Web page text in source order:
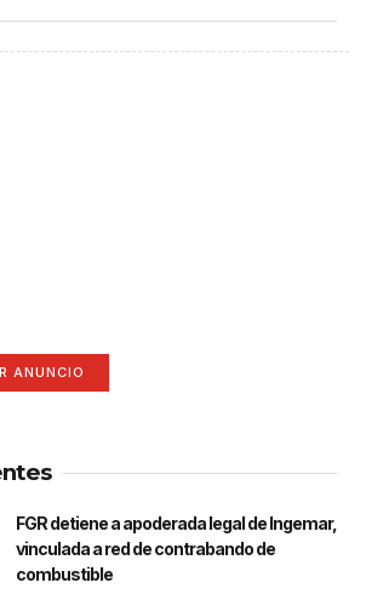
ANUNCIO
FGR detiene a apoderada legal de Ingemar,
vinculada a red de contrabando de
combustible